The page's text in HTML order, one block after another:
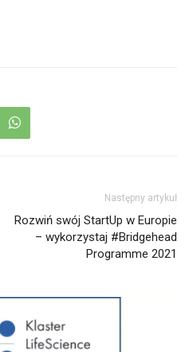
Następny artykuł
Rozwiń swój StartUp w Europie
– wykorzystaj #Bridgehead
Programme 2021